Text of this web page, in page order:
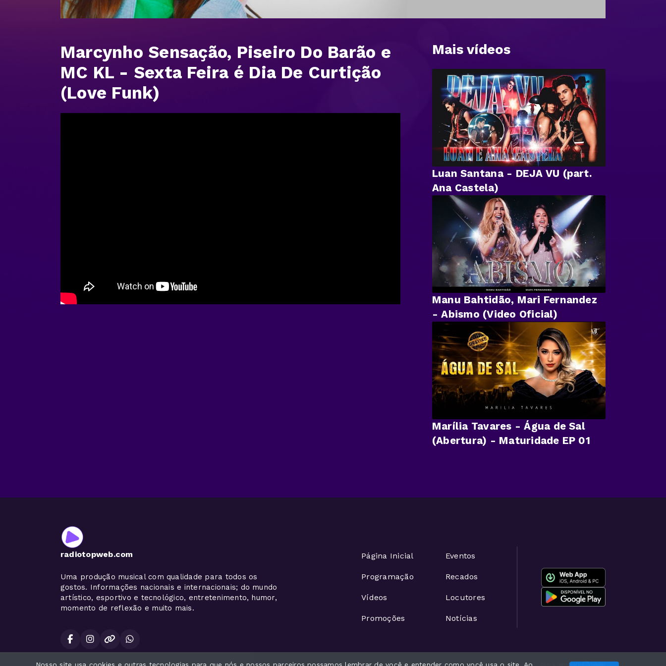
Marcynho Sensação, Piseiro Do Barão e
MC KL - Sexta Feira é Dia De Curtição
(Love Funk)
Mais vídeos
Luan Santana - DEJA VU (part.
Ana Castela)
Manu Bahtidão, Mari Fernandez
- Abismo (Video Oficial)
Marília Tavares - Água de Sal
(Abertura) - Maturidade EP 01
radiotopweb.com
Uma produção musical com qualidade para todos os
gostos. Informações nacionais e internacionais; do mundo
artístico, esportivo e tecnológico, entretenimento, humor,
momento de reflexão e muito mais.
Página Inicial
Programação
Vídeos
Promoções
Eventos
Recados
Locutores
Notícias
Todos os direitos reservados. Com a tecnologia